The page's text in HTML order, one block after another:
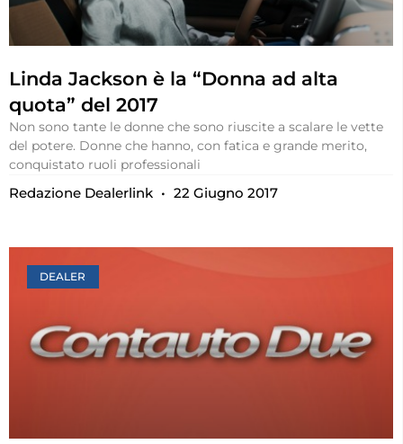
Linda Jackson è la “Donna ad alta
quota” del 2017
Non sono tante le donne che sono riuscite a scalare le vette
del potere. Donne che hanno, con fatica e grande merito,
conquistato ruoli professionali
Redazione Dealerlink 22 Giugno 2017
DEALER